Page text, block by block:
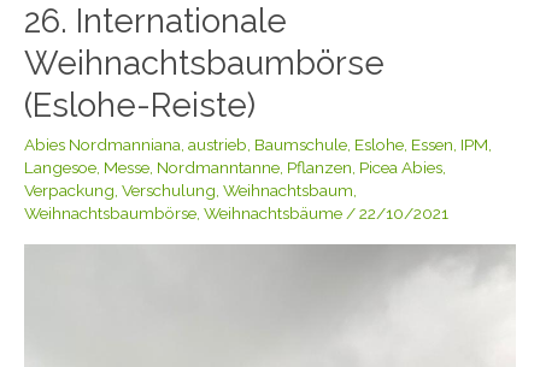
26. Internationale
Weihnachtsbaumbörse
(Eslohe-Reiste)
Abies Nordmanniana austrieb Baumschule Eslohe Essen IPM
Langesoe Messe Nordmanntanne Pflanzen Picea Abies
Verpackung Verschulung Weihnachtsbaum
Weihnachtsbaumbörse Weihnachtsbäume /22/10/2021
26.
Internationale
Weihnachtsbaumbörse
(Eslohe-
Reiste)